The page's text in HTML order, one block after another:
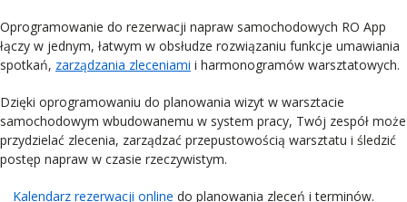
Oprogramowanie do rezerwacji napraw samochodowych RO App
łączy w jednym, łatwym w obsłudze rozwiązaniu funkcje umawiania
spotkań, zarządzania zleceniami i harmonogramów warsztatowych.
Dzięki oprogramowaniu do planowania wizyt w warsztacie
samochodowym wbudowanemu w system pracy, Twój zespół może
przydzielać zlecenia, zarządzać przepustowością warsztatu i śledzić
postęp napraw w czasie rzeczywistym.
Kalendarz rezerwacji online do planowania zleceń i terminów.